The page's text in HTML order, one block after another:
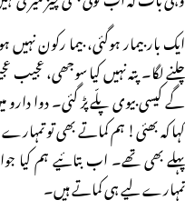
ایک بار بیمار ہوگئی، بیما رکون
چلنے لگا۔ پتہ نہیں کیا سوجھی،
گے کیسی بیوی پلّے پڑ گئی۔ دوا
کہا کہ بھئی! ہم کماتے بھی تو
پہلے بھی تھے۔ اب بتائیے ہم
تمہارے لیے ہی کماتے ہیں۔